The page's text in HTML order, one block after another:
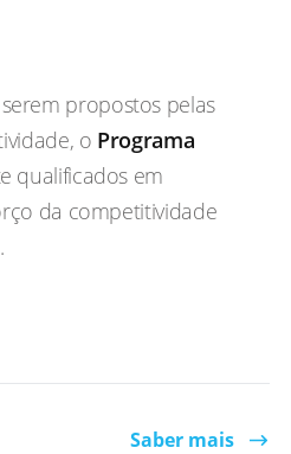
propostos pelas
o Programa
qualificados em
da competitividade
Saber mais